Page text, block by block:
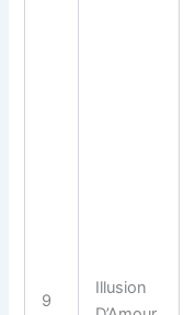
9
Illusion